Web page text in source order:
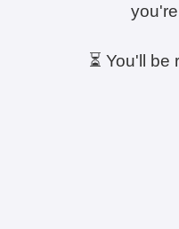
you're
⏳ You'll